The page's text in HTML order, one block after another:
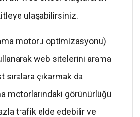
ulaşabilirsiniz.
motoru optimizasyonu)
web sitelerini arama
sıralara çıkarmak da
motorlarındaki görünürlüğü
trafik elde edebilir ve